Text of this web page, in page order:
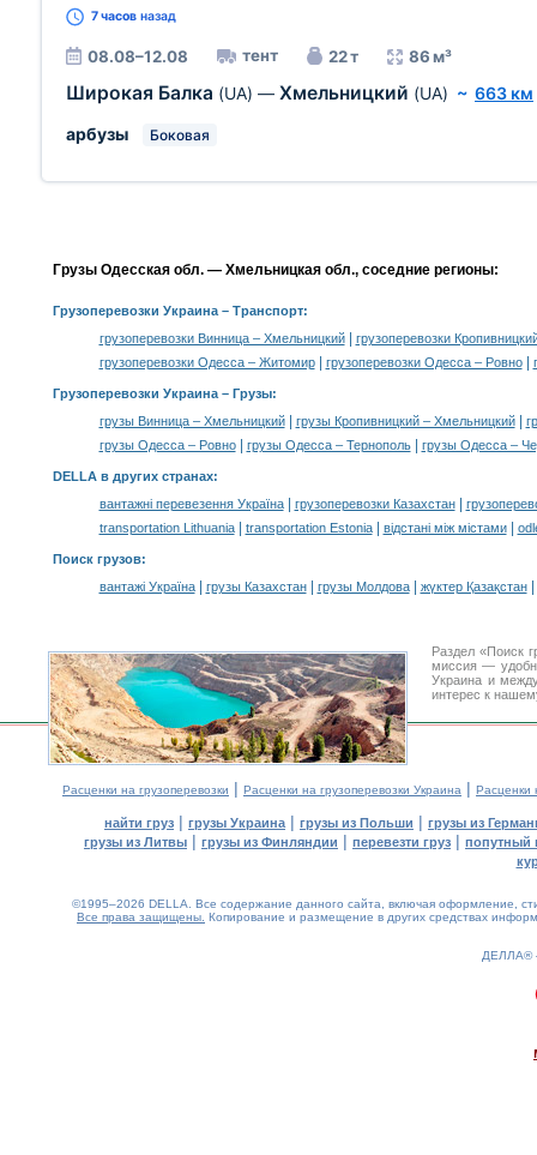
7 часов назад
08.08–12.08 тент 22 т 86 м³
Широкая Балка (UA) — Хмельницкий (UA) ~ 663 км
арбузы
Боковая
Грузы Одесская обл. — Хмельницкая обл., соседние регионы:
Грузоперевозки Украина– Транспорт:
грузоперевозки Винница – Хмельницкий|
грузоперевозки
грузоперевозки Одесса – Житомир| грузоперевозки Одесса – Ровно|
Грузоперевозки Украина – Грузы:
грузы Винница – Хмельницкий| грузы Кропивницкий – Хмельницкий|
грузы Одесса – Ровно| грузы Одесса – Тернополь| грузы Одесса –
DELLA в других странах:
вантажні перевезення Україна| грузоперевозки Казахстан|
transportation Lithuania| transportation Estonia| відстані між містами|
Поиск грузов:
вантажі Україна| грузы Казахстан| грузы Молдова| жүктер Қазақстан|
Раздел «Поиск
миссия —
Украина и
интерес к
Расценки на грузоперевозки | Расценки на грузоперевозки Украина | Расценки
найти груз | грузы Украина | грузы из Польши | грузы из
грузы из Литвы | грузы из Финляндии | перевезти груз | попутный
©1995–2026 DELLA. Все содержание данного сайта, включая оформление,
Все права защищены. Копирование и размещение в других средствах